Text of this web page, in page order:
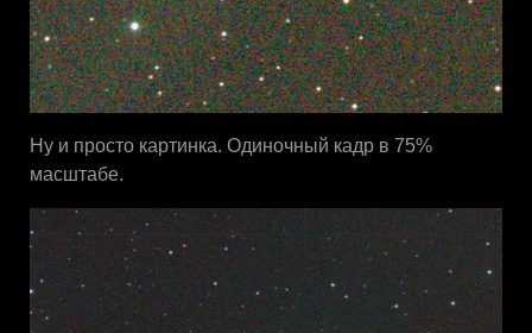
Ну и просто картинка. Одиночный кадр в 75%
масштабе.